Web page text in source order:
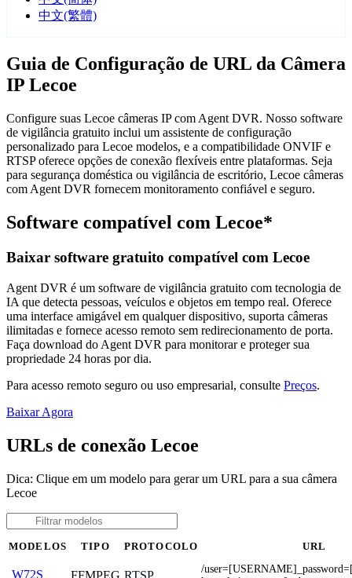
中文(繁體)
Guia de Configuração de URL da Câmera
IP Lecoe
Configure suas Lecoe câmeras IP com Agent DVR. Nosso software
de vigilância gratuito inclui um assistente de configuração
personalizado para Lecoe modelos, e a compatibilidade ONVIF e
RTSP oferece opções de conexão flexíveis entre plataformas. Seja
para segurança doméstica ou vigilância de escritório, Lecoe câmeras
com Agent DVR fornecem monitoramento confiável e seguro.
Software compatível com Lecoe*
Baixar software gratuito compatível com Lecoe
Agent DVR é um software de vigilância gratuito com tecnologia de
IA que detecta pessoas, veículos e objetos em tempo real. Oferece
uma interface amigável em qualquer dispositivo, suporta câmeras
ilimitadas e fornece acesso remoto sem redirecionamento de porta.
Faça download do Agent DVR para monitorar e proteger sua
propriedade 24 horas por dia.
Para acesso remoto seguro ou uso empresarial, consulte Preços.
Baixar Agora
URLs de conexão Lecoe
Dica: Clique em um modelo para gerar um URL para a sua câmera
Lecoe
MODELOS TIPO PROTOCOLO URL
W72S FFMPEG RTSP
/